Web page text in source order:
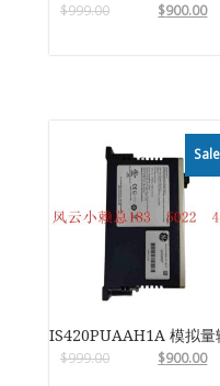
$999.00 $900.00
IS420PUAAH1A 模拟量
$999.00 $900.00